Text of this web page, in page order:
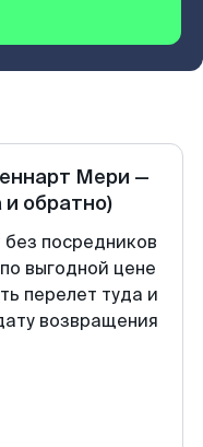
Мери —
и обратно)
посредников
выгодной цене
перелет туда и
возвращения